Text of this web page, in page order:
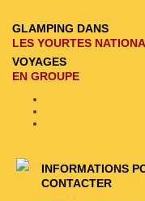
GLAMPING DANS
LES YOURTES
VOYAGES
EN GROUPE
INFORMATIONS
CONTACTER